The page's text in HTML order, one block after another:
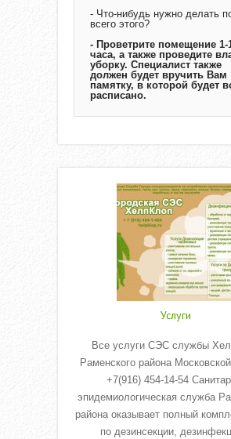
- Что-нибудь нужно делать
всего этого?
- Проветрите помещение 1-
часа, а также проведите
уборку. Специалист также
должен будет вручить Вам
памятку, в которой будет
расписано.
Услуги
Все услуги СЭС службы
Раменского района
+7(916) 454-14-54
эпидемиологическая служба
района оказывает полный
по дезинсекции,